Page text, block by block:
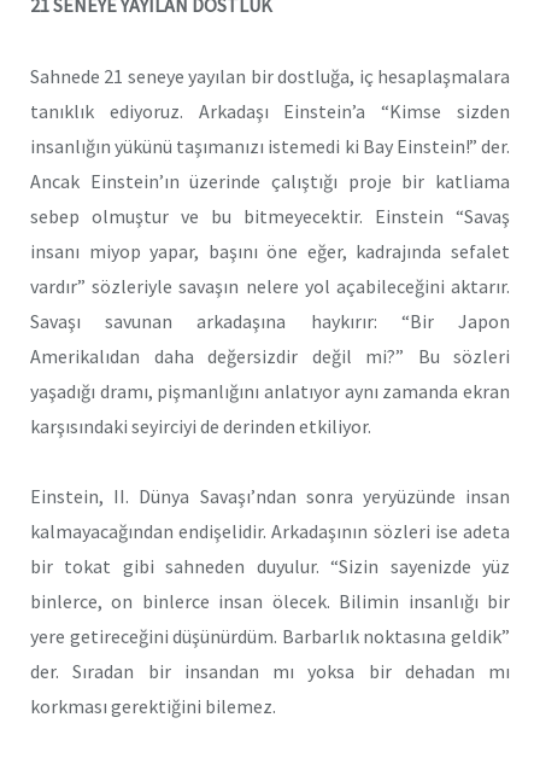
Sahnede 21 seneye yayılan bir dostluğa, iç hesaplaşmalara
tanıklık ediyoruz. Arkadaşı Einstein’a “Kimse sizden
insanlığın yükünü taşımanızı istemedi ki Bay Einstein!” der.
Ancak Einstein’ın üzerinde çalıştığı proje bir katliama
sebep olmuştur ve bu bitmeyecektir. Einstein “Savaş
insanı miyop yapar, başını öne eğer, kadrajında sefalet
vardır” sözleriyle savaşın nelere yol açabileceğini aktarır.
Savaşı savunan arkadaşına haykırır: “Bir Japon
Amerikalıdan daha değersizdir değil mi?” Bu sözleri
yaşadığı dramı, pişmanlığını anlatıyor aynı zamanda ekran
karşısındaki seyirciyi de derinden etkiliyor.
Einstein, II. Dünya Savaşı’ndan sonra yeryüzünde insan
kalmayacağından endişelidir. Arkadaşının sözleri ise adeta
bir tokat gibi sahneden duyulur. “Sizin sayenizde yüz
binlerce, on binlerce insan ölecek. Bilimin insanlığı bir
yere getireceğini düşünürdüm. Barbarlık noktasına geldik”
der. Sıradan bir insandan mı yoksa bir dehadan mı
korkması gerektiğini bilemez.